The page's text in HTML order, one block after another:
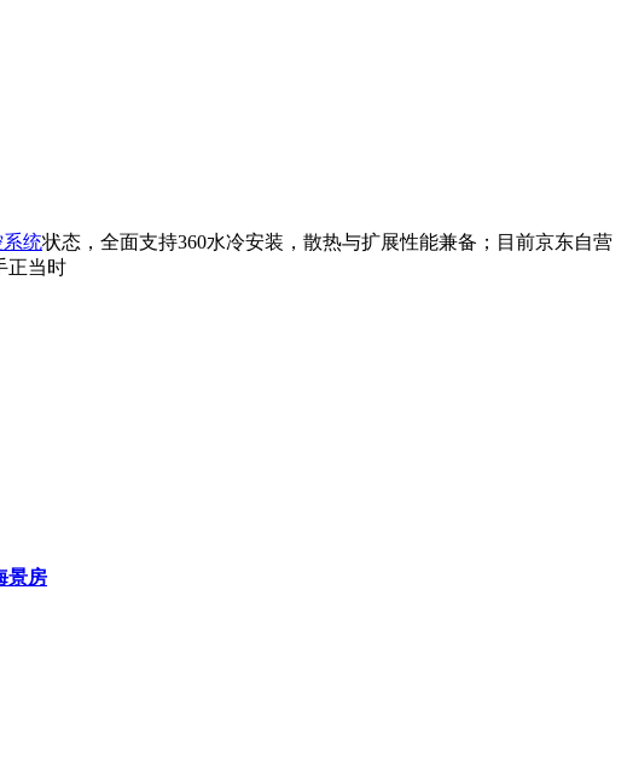
系统状态，全面支持360水冷安装，散热与扩展性能兼备；目前京东自营
正当时
景房